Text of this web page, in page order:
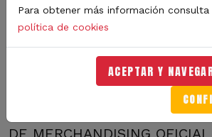
Ven a disfrutar de UN DÍA DE
nuestro KARTING
compañía de tu padre, de tu
quién tú quieras. Pero
hay más, también podéis
DE MERCHANDISING
Para obtener más información consulta
política de cookies
ACEPTAR Y